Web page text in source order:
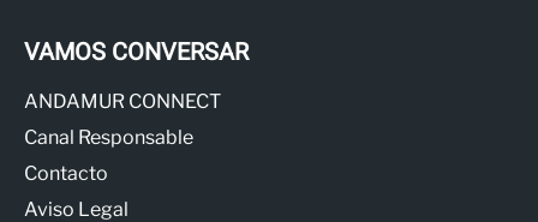
VAMOS CONVERSAR
ANDAMUR CONNECT
Canal Responsable
Contacto
Aviso Legal